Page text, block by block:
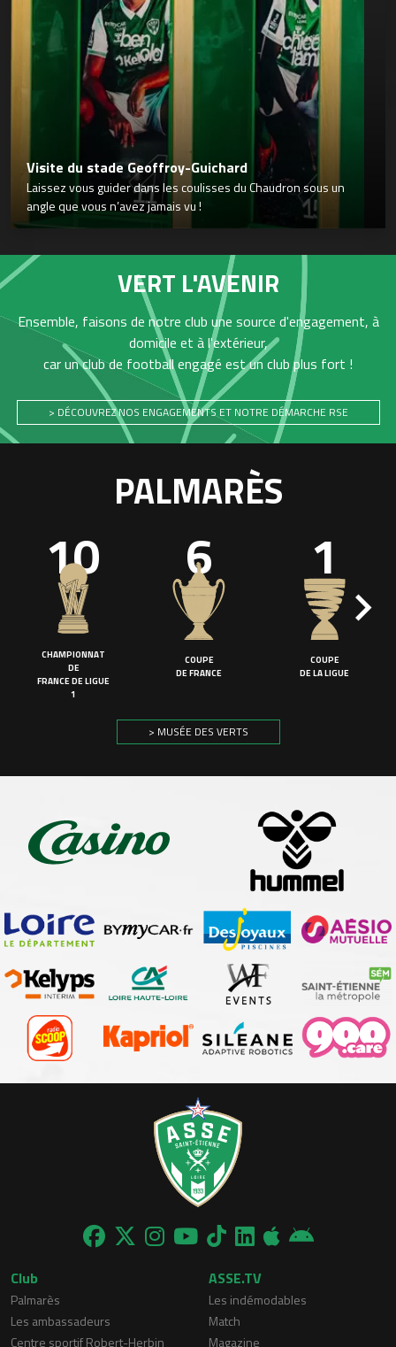
Visite du stade Geoffroy-Guichard
Laissez vous guider dans les coulisses du Chaudron sous un
angle que vous n’avez jamais vu !
VERT L'AVENIR
Ensemble, faisons de notre club une source d'engagement, à
domicile et à l'extérieur,
car un club de football engagé est un club plus fort !
> DÉCOUVREZ NOS ENGAGEMENTS ET NOTRE DÉMARCHE RSE
PALMARÈS
10
CHAMPIONNAT
DE
FRANCE DE LIGUE
1
6
COUPE
DE FRANCE
1
COUPE
DE LA LIGUE
> MUSÉE DES VERTS
Club
Palmarès
Les ambassadeurs
Centre sportif Robert-Herbin
ASSE.TV
Les indémodables
Match
Magazine